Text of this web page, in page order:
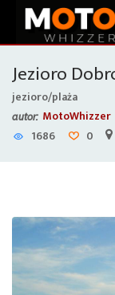
Jezioro
jezioro/plaża
autor: MotoWhizzer
1686
0